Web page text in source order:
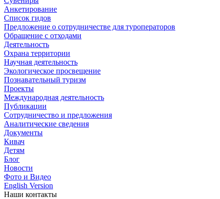
Анкетирование
Список гидов
Предложение о сотрудничестве для туроператоров
Обращение с отходами
Деятельность
Охрана территории
Научная деятельность
Экологическое просвещение
Познавательный туризм
Проекты
Международная деятельность
Публикации
Сотрудничество и предложения
Аналитические сведения
Документы
Кивач
Детям
Блог
Новости
Фото и Видео
English Version
Наши контакты